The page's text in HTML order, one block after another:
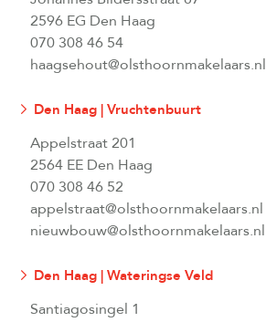
2596 EG Den Haag
070 308 46 54
haagsehout@olsthoornmakelaars.nl
Den Haag | Vruchtenbuurt
Appelstraat 201
2564 EE Den Haag
070 308 46 52
appelstraat@olsthoornmakelaars.nl
nieuwbouw@olsthoornmakelaars.nl
Den Haag | Wateringse Veld
Santiagosingel 1